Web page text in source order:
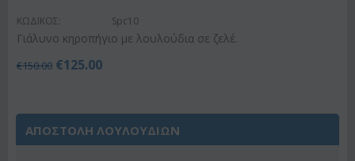
ΚΩΔΙΚΟΣ: Spc10
Γιάλυνο κηροπήγιο με λουλούδια σε ζελέ.
€150.00 €125.00
ΑΠΟΣΤΟΛΗ ΛΟΥΛΟΥΔΙΩΝ